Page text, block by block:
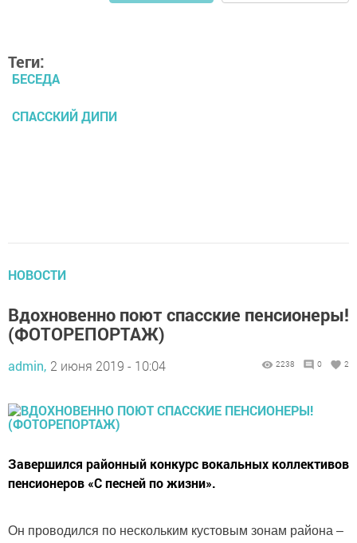
Теги:
БЕСЕДА
СПАССКИЙ ДИПИ
НОВОСТИ
Вдохновенно поют спасские пенсионеры!
(ФОТОРЕПОРТАЖ)
admin, 2 июня 2019 - 10:04 2238 0 2
Завершился районный конкурс вокальных коллективов
пенсионеров «С песней по жизни».
Он проводился по нескольким кустовым зонам района –